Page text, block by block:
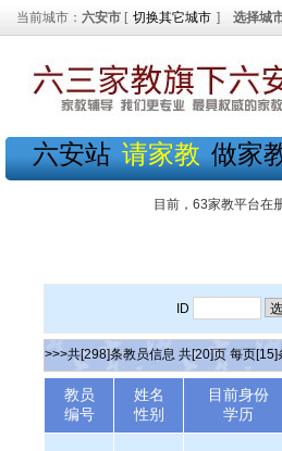
当前城市： 六安市 [ 切换其它城市 ] 选择城
六安站 请家教 做家
目前，63家教平台在
ID
>>>共[298]条教员信息 共[20]页 每页[15]
教员
编号
姓名
性别
目前身份
学历